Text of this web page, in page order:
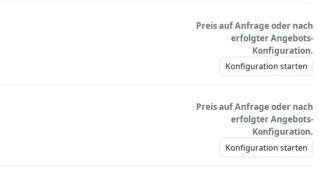
Preis auf Anfrage oder nach
erfolgter Angebots-
Konfiguration.
Konfiguration starten
Preis auf Anfrage oder nach
erfolgter Angebots-
Konfiguration.
Konfiguration starten